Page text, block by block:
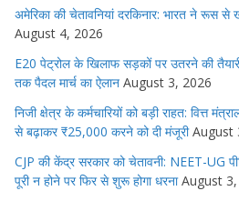
अमेरिका की चेतावनियां दरकिनार: भारत ने रूस
August 4, 2026
E20 पेट्रोल के खिलाफ सड़कों पर उतरने की
तक पैदल मार्च का ऐलान August 3, 2026
निजी क्षेत्र के कर्मचारियों को बड़ी राहत: वित्त
से बढ़ाकर ₹25,000 करने को दी मंजूरी August
CJP की केंद्र सरकार को चेतावनी: NEET-UG
पूरी न होने पर फिर से शुरू होगा धरना August